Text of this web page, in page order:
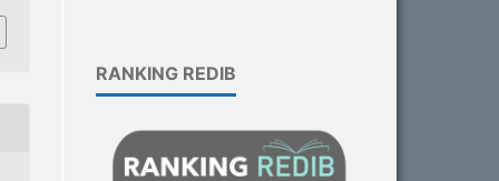
RANKING REDIB